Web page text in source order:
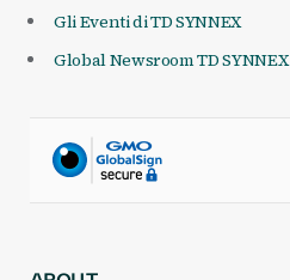
Gli Eventi di TD SYNNEX
Global Newsroom TD SYNNEX